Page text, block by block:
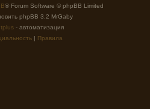
® Forum Software © phpBB Limited
phpBB 3.2 MrGaby
- автоматизация
| Правила